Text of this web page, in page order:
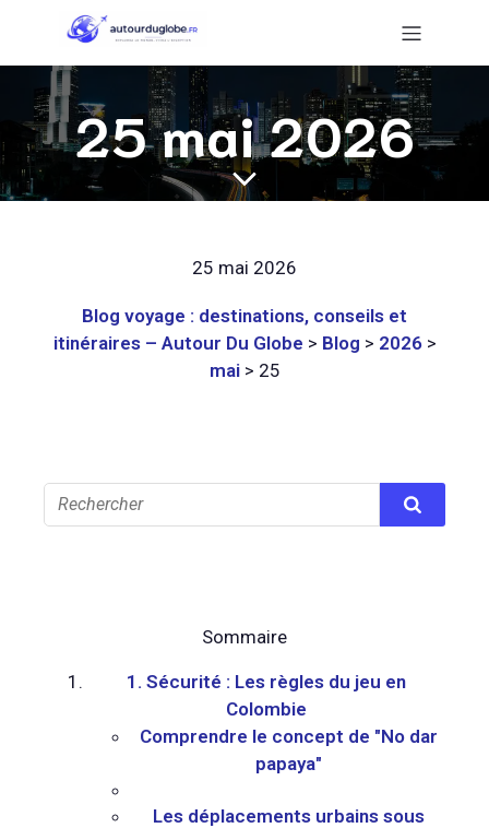
25 mai 2026
25 mai 2026
Blog voyage : destinations, conseils et
itinéraires – Autour Du Globe > Blog > 2026>
mai> 25
Sommaire
1. Sécurité : Les règles du jeu en
Colombie
Comprendre le concept de "No dar
papaya"
Les déplacements urbains sous